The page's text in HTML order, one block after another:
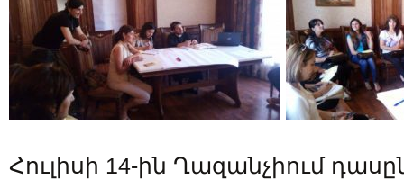
Հուլիսի 14-ին Ղազանչիում